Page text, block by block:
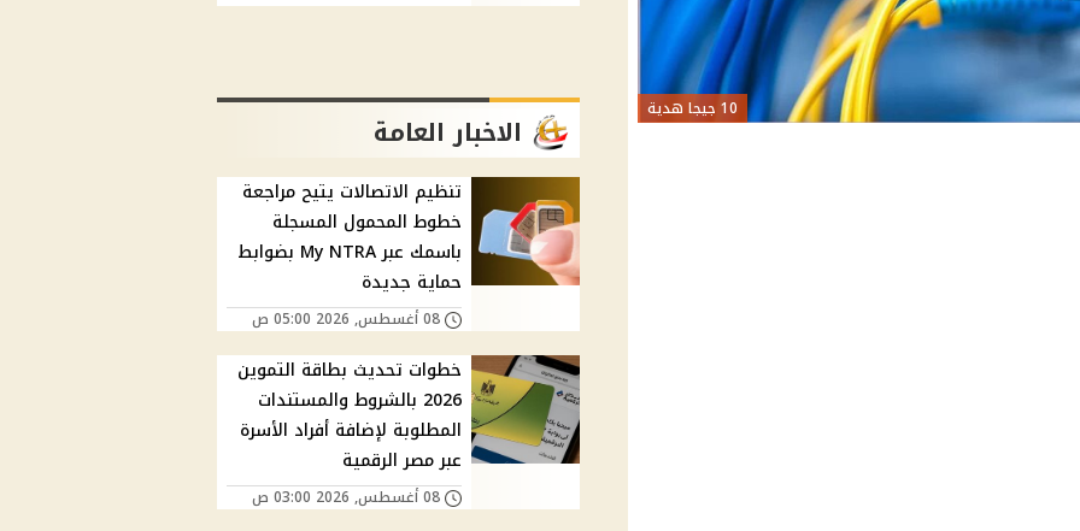
10 جيجا هدية
الاخبار العامة
تنظيم الاتصالات يتيح مراجعة
خطوط المحمول المسجلة
باسمك عبر My NTRA بضوابط
حماية جديدة
08 أغسطس, 2026 05:00 ص
خطوات تحديث بطاقة التموين
2026 بالشروط والمستندات
المطلوبة لإضافة أفراد الأسرة
عبر مصر الرقمية
08 أغسطس, 2026 03:00 ص